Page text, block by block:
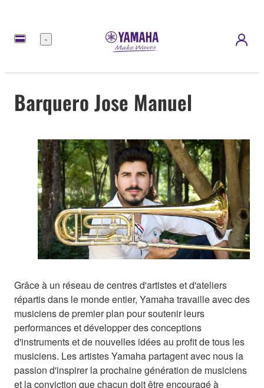
Menu
Barquero Jose Manuel
Grâce à un réseau de centres d'artistes et d'ateliers
répartis dans le monde entier, Yamaha travaille avec des
musiciens de premier plan pour soutenir leurs
performances et développer des conceptions
d'instruments et de nouvelles idées au profit de tous les
musiciens. Les artistes Yamaha partagent avec nous la
passion d'inspirer la prochaine génération de musiciens
et la conviction que chacun doit être encouragé à